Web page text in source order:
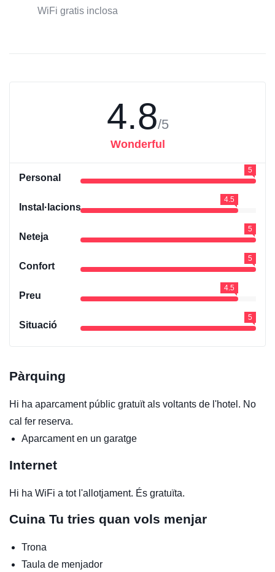
WiFi gratis inclosa
4.8/5
Wonderful
Personal
5
Instal·lacions
4.5
Neteja
5
Confort
5
Preu
4.5
Situació
5
Pàrquing
Hi ha aparcament públic gratuït als voltants de l'hotel. No
cal fer reserva.
Aparcament en un garatge
Internet
Hi ha WiFi a tot l'allotjament. És gratuïta.
Cuina Tu tries quan vols menjar
Trona
Taula de menjador